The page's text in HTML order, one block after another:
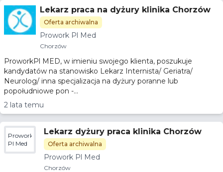
Lekarz praca na dyżury klinika Chorzów
Oferta archiwalna
Prowork Pl Med
Chorzów
ProworkPl MED, w imieniu swojego klienta, poszukuje
kandydatów na stanowisko Lekarz Internista/ Geriatra/
Neurolog/ inna specjalizacja na dyżury poranne lub
popołudniowe pon -...
2 lata temu
Prowork
Pl Med
Lekarz dyżury praca klinika Chorzów
Oferta archiwalna
Prowork Pl Med
Chorzów